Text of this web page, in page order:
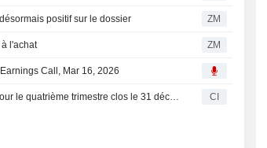
positif sur le dossier ZM
à l'achat ZM
Call, Mar 16, 2026
KE Holdings Inc. publie ses résultats pour le quatrième trimestre clos le 31 décembre 2025 CI